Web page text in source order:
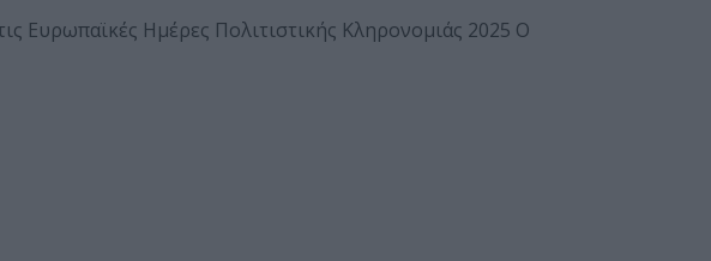
Ευρωπαϊκές Ημέρες Πολιτιστικής Κληρονομιάς 2025 Ο